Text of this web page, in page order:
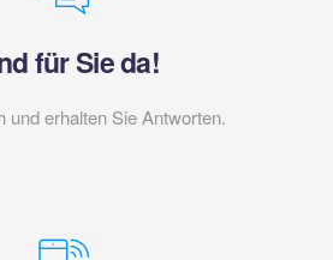
für Sie da!
und erhalten Sie Antworten.